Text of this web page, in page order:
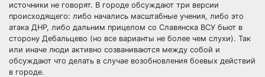
источники не говорят. В городе обсуждают три версии
происходящего: либо начались масштабные учения, либо это
атака ДНР, либо дальним прицелом со Славянска ВСУ бьют в
сторону Дебальцево (но все варианты не более чем слухи). Так
или иначе люди активно созваниваются между собой и
обсуждают что делать в случае возобновления боевых действий
в городе.